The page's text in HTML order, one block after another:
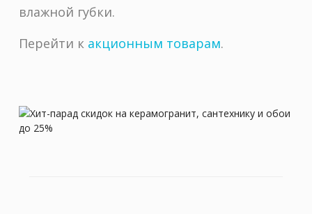
влажной губки.
Перейти к акционным товарам.